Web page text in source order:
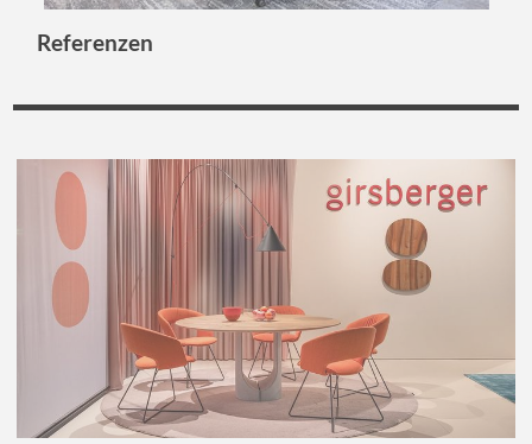
Virtueller Showroom
Erleben Sie bei diesem Rundgang komplette
Einrichtungslösungen für Ihre Arbeitswelt
Zum virtuellen Office
Referenzen